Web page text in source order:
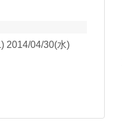
2014/04/30(水)